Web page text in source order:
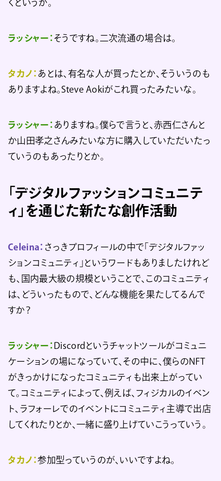
くというか。
ラッシャー： そうですね。二次流通の場合は。
タカノ： あとは、有名な人が買ったとか、そういうのも
ありますよね。Steve Aokiがこれ買ったみたいな。
ラッシャー： ありますね。僕らで言うと、赤西仁さんと
か山田孝之さんみたいな方に購入していただいたっ
ていうのもあったりとか。
「デジタルファッションコミュニテ
ィ」を通じた新たな創作活動
Celeina： さっきプロフィールの中で「デジタルファッ
ションコミュニティ」というワードもありましたけれど
も、国内最大級の規模ということで、このコミュニティ
は、どういったもので、どんな機能を果たしてるんで
すか？
ラッシャー： Discordというチャットツールがコミュニ
ケーションの場になっていて、その中に、僕らのNFT
がきっかけになったコミュニティも出来上がってい
て。コミュニティによって、例えば、フィジカルのイベン
ト、ラフォーレでのイベントにコミュニティ主導で出店
してくれたりとか、一緒に盛り上げていこうっていう。
タカノ：参加型っていうのが、いいですよね。